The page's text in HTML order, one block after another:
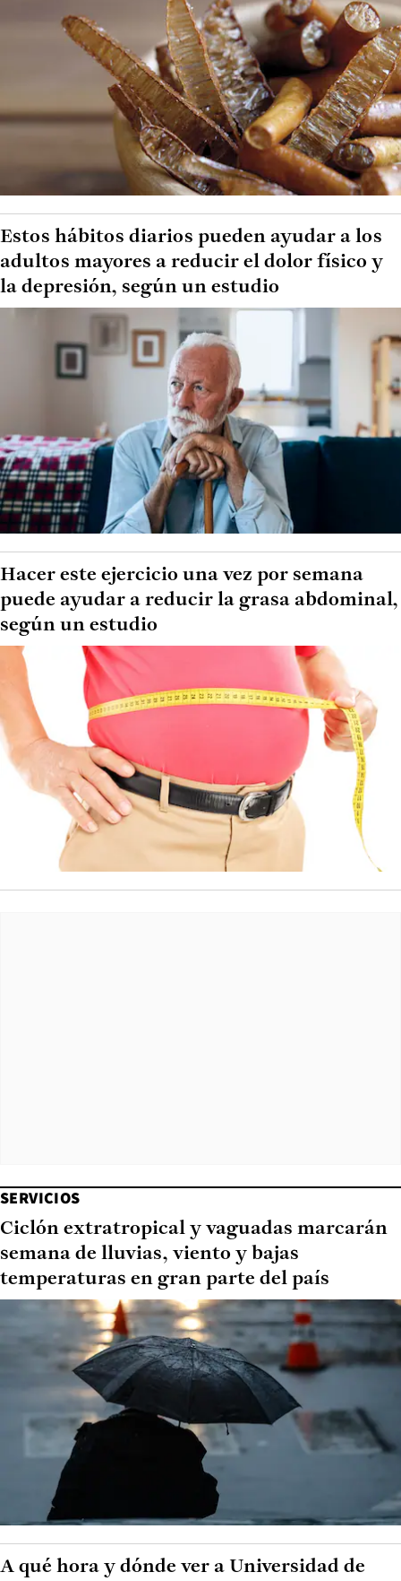
Estos hábitos diarios pueden ayudar a los
adultos mayores a reducir el dolor físico y
la depresión, según un estudio
Hacer este ejercicio una vez por semana
puede ayudar a reducir la grasa abdominal,
según un estudio
SERVICIOS
Ciclón extratropical y vaguadas marcarán
semana de lluvias, viento y bajas
temperaturas en gran parte del país
A qué hora y dónde ver a Universidad de